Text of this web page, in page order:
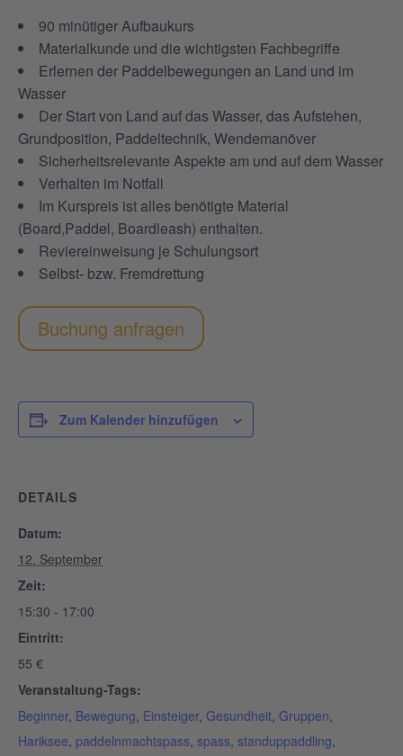
90 minütiger Aufbaukurs
Materialkunde und die wichtigsten Fachbegriffe
Erlernen der Paddelbewegungen an Land und im
Wasser
Der Start von Land auf das Wasser, das Aufstehen,
Grundposition, Paddeltechnik, Wendemanöver
Sicherheitsrelevante Aspekte am und auf dem Wasser
Verhalten im Notfall
Im Kurspreis ist alles benötigte Material
(Board,Paddel, Boardleash) enthalten.
Reviereinweisung je Schulungsort
Selbst- bzw. Fremdrettung
Buchung anfragen
Zum Kalender hinzufügen
DETAILS
Datum:
12. September
Zeit:
15:30 - 17:00
Eintritt:
55 €
Veranstaltung-Tags:
Beginner, Bewegung, Einsteiger, Gesundheit, Gruppen,
Hariksee, paddelnmachtspass, spass, standuppaddling,